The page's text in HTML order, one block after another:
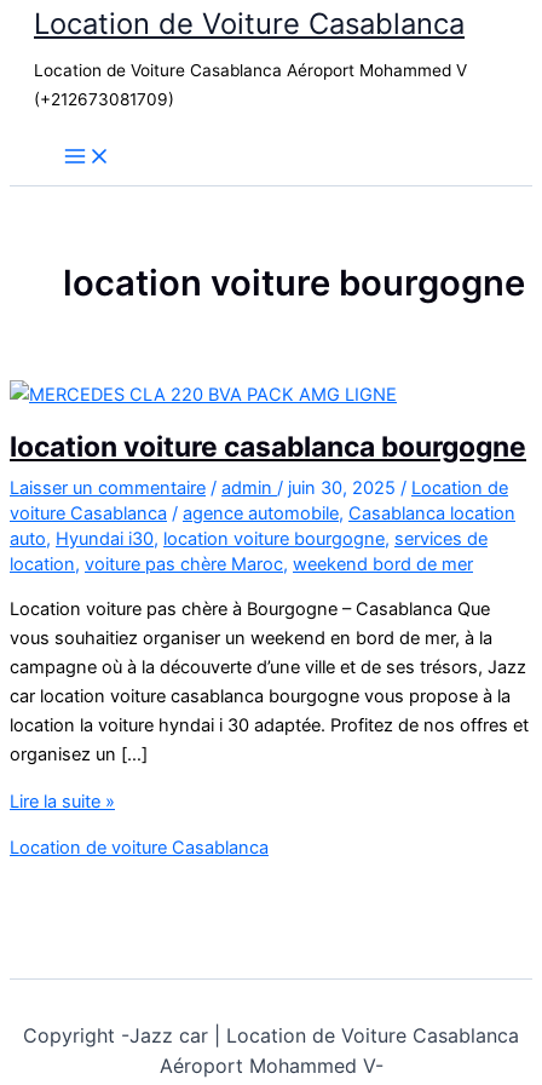
contenu
Location de Voiture Casablanca
Location de Voiture Casablanca Aéroport Mohammed V
(+212673081709)
location voiture bourgogne
location voiture casablanca bourgogne
Laisser un commentaire / admin / juin 30, 2025 / Location de
voiture Casablanca / agence automobile, Casablanca location
auto, Hyundai i30, location voiture bourgogne, services de
location, voiture pas chère Maroc, weekend bord de mer
Location voiture pas chère à Bourgogne – Casablanca Que
vous souhaitiez organiser un weekend en bord de mer, à la
campagne où à la découverte d’une ville et de ses trésors, Jazz
car location voiture casablanca bourgogne vous propose à la
location la voiture hyndai i 30 adaptée. Profitez de nos offres et
organisez un […]
location
casablanca
Lire la suite »
Location de voiture Casablanca
Copyright -Jazz car | Location de Voiture Casablanca
Aéroport Mohammed V-